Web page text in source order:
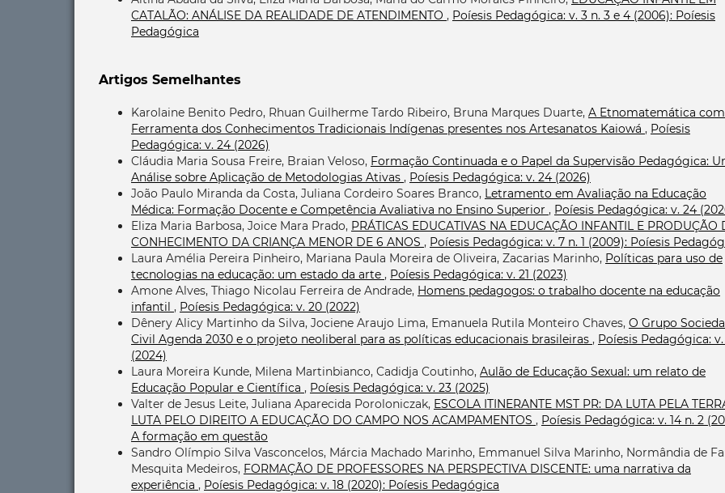
CATALÃO: ANÁLISE DA REALIDADE DE ATENDIMENTO , Poíesis Pedagógica: v. 3 n. 3 e 4 (2006): Poíesis
Pedagógica
Artigos Semelhantes
Karolaine Benito Pedro, Rhuan Guilherme Tardo Ribeiro, Bruna Marques Duarte, A Etnomatemática
Ferramenta dos Conhecimentos Tradicionais Indígenas presentes nos Artesanatos Kaiowá , Poíesis
Pedagógica: v. 24 (2026)
Cláudia Maria Sousa Freire, Braian Veloso, Formação Continuada e o Papel da Supervisão Pedagógica:
Análise sobre Aplicação de Metodologias Ativas , Poíesis Pedagógica: v. 24 (2026)
João Paulo Miranda da Costa, Juliana Cordeiro Soares Branco, Letramento em Avaliação na Educação
Médica: Formação Docente e Competência Avaliativa no Ensino Superior , Poíesis Pedagógica: v. 24
Eliza Maria Barbosa, Joice Mara Prado, PRÁTICAS EDUCATIVAS NA EDUCAÇÃO INFANTIL E PRODUÇÃO
CONHECIMENTO DA CRIANÇA MENOR DE 6 ANOS , Poíesis Pedagógica: v. 7 n. 1 (2009): Poíesis
Laura Amélia Pereira Pinheiro, Mariana Paula Moreira de Oliveira, Zacarias Marinho, Políticas para uso de
tecnologias na educação: um estado da arte , Poíesis Pedagógica: v. 21 (2023)
Amone Alves, Thiago Nicolau Ferreira de Andrade, Homens pedagogos: o trabalho docente na educação
infantil , Poíesis Pedagógica: v. 20 (2022)
Dênery Alicy Martinho da Silva, Jociene Araujo Lima, Emanuela Rutila Monteiro Chaves, O Grupo
Civil Agenda 2030 e o projeto neoliberal para as políticas educacionais brasileiras , Poíesis Pedagógica:
(2024)
Laura Moreira Kunde, Milena Martinbianco, Cadidja Coutinho, Aulão de Educação Sexual: um relato de
Educação Popular e Científica , Poíesis Pedagógica: v. 23 (2025)
Valter de Jesus Leite, Juliana Aparecida Poroloniczak, ESCOLA ITINERANTE MST PR: DA LUTA PELA
LUTA PELO DIREITO A EDUCAÇÃO DO CAMPO NOS ACAMPAMENTOS , Poíesis Pedagógica: v. 14 n. 2
A formação em questão
Sandro Olímpio Silva Vasconcelos, Márcia Machado Marinho, Emmanuel Silva Marinho, Normândia de
Mesquita Medeiros, FORMAÇÃO DE PROFESSORES NA PERSPECTIVA DISCENTE: uma narrativa da
experiência , Poíesis Pedagógica: v. 18 (2020): Poíesis Pedagógica